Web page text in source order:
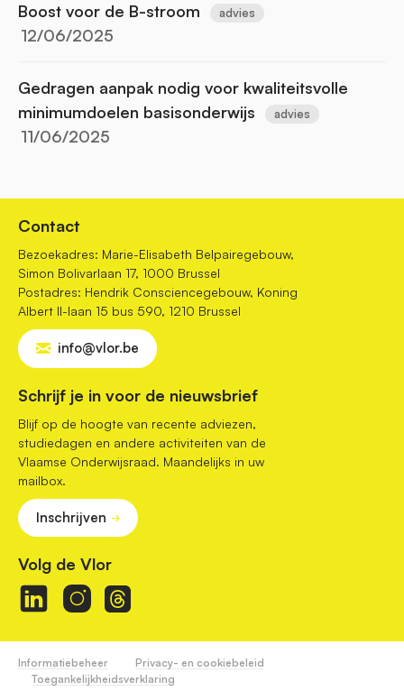
Boost voor de B-stroom advies
12/06/2025
Gedragen aanpak nodig voor kwaliteitsvolle
minimumdoelen basisonderwijs
advies
11/06/2025
Contact
Bezoekadres: Marie-Elisabeth Belpairegebouw,
Simon Bolivarlaan 17, 1000 Brussel
Postadres: Hendrik Consciencegebouw, Koning
Albert II-laan 15 bus 590, 1210 Brussel
info@vlor.be
Schrijf je in voor de nieuwsbrief
Blijf op de hoogte van recente adviezen,
studiedagen en andere activiteiten van de
Vlaamse Onderwijsraad. Maandelijks in uw
mailbox.
Inschrijven
Volg de Vlor
Informatiebeheer
Privacy- en cookiebeleid
Toegankelijkheidsverklaring